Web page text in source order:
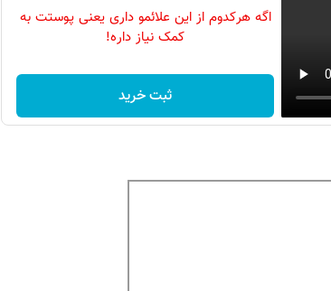
اگه هرکدوم از این علائمو داری یعنی پوستت به
کمک نیاز داره!
ثبت خرید